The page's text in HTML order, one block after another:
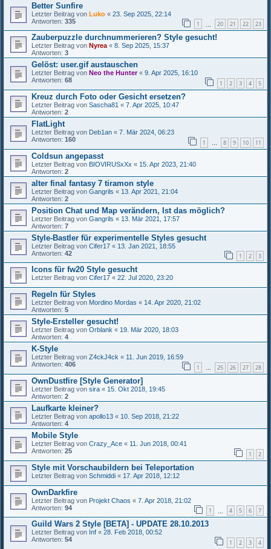
Better Sunfire
Letzter Beitrag von Luko « 23. Sep 2025, 22:14
Antworten: 335 1 20 21 22 23
Zauberpuzzle durchnummerieren? Style gesucht!
Letzter Beitrag von Nyrea« 8. Sep 2025, 15:37
Antworten: 3
Gelöst: user.gif austauschen
Letzter Beitrag von Neo the Hunter« 9. Apr 2025, 16:10
Antworten: 68 1 2 3 4 5
Kreuz durch Foto oder Gesicht ersetzen?
Letzter Beitrag von Sascha81 « 7. Apr 2025, 10:47
Antworten: 2
FlatLight
Letzter Beitrag von Deb1an « 7. Mär 2024, 06:23
Antworten: 160 1 … 8 9 10 11
Coldsun angepasst
Letzter Beitrag von BIOVIRUSxXx « 15. Apr 2023, 21:40
Antworten: 2
alter final fantasy 7 tiramon style
Letzter Beitrag von Gangrils « 13. Apr 2021, 21:04
Antworten: 2
Position Chat und Map verändern, Ist das möglich?
Letzter Beitrag von Gangrils « 13. Mär 2021, 17:57
Antworten: 7
Style-Bastler für experimentelle Styles gesucht
Letzter Beitrag von Cifer17 « 13. Jan 2021, 18:55
Antworten: 42 1 2 3
Icons für fw20 Style gesucht
Letzter Beitrag von Cifer17 « 22. Jul 2020, 23:20
Regeln für Styles
Letzter Beitrag von Mordino Mordas « 14. Apr 2020, 21:02
Antworten: 5
Style-Ersteller gesucht!
Letzter Beitrag von Orblank « 19. Mär 2020, 18:03
Antworten: 4
K-Style
Letzter Beitrag von Z4ckJ4ck « 11. Jun 2019, 16:59
Antworten: 406 1 … 25 26 27 28
OwnDustfire [Style Generator]
Letzter Beitrag von sira « 15. Okt 2018, 19:45
Antworten: 2
Laufkarte kleiner?
Letzter Beitrag von apollo13 « 10. Sep 2018, 21:22
Antworten: 4
Mobile Style
Letzter Beitrag von Crazy_Ace « 11. Jun 2018, 00:41
Antworten: 25 1 2
Style mit Vorschaubildern bei Teleportation
Letzter Beitrag von Schmiddi « 17. Apr 2018, 12:12
OwnDarkfire
Letzter Beitrag von Projekt Chaos « 7. Apr 2018, 21:02
Antworten: 94 1 4 5 6 7
Guild Wars 2 Style [BETA] - UPDATE 28.10.2013
Letzter Beitrag von Inf « 28. Feb 2018, 00:52
Antworten: 54 1 2 3 4